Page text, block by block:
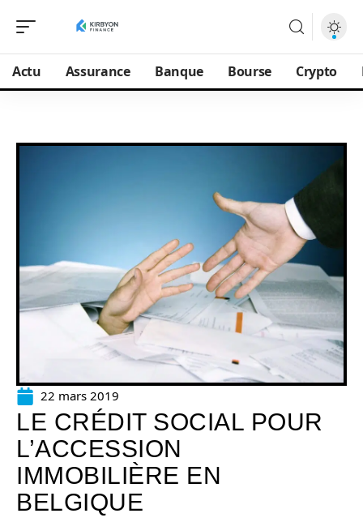
Actu Assurance Banque Bourse Crypto
22 mars 2019
LE CRÉDIT SOCIAL POUR
L’ACCESSION
IMMOBILIÈRE EN
BELGIQUE